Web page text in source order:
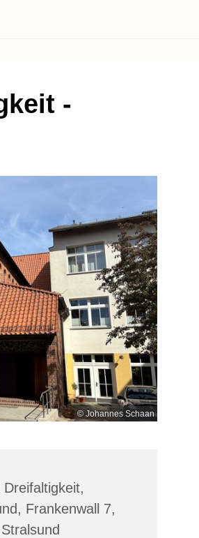
-
© Johannes Schaan
Dreifaltigkeit,
Frankenwall 7,